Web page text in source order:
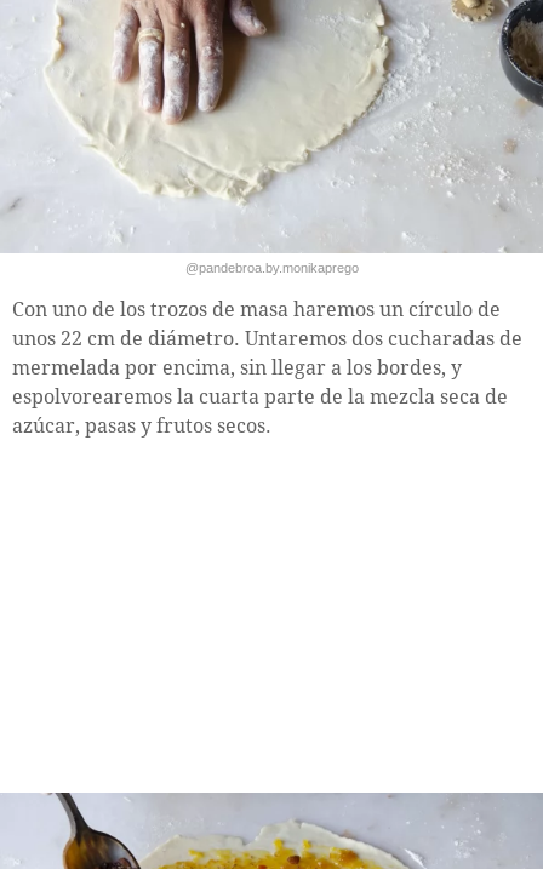
@pandebroa.by.monikaprego
Con uno de los trozos de masa haremos un círculo de
unos 22 cm de diámetro. Untaremos dos cucharadas de
mermelada por encima, sin llegar a los bordes, y
espolvorearemos la cuarta parte de la mezcla seca de
azúcar, pasas y frutos secos.